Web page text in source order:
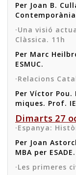
Per Joan B.
·Una visió
Clàssica. 11h
Per Marc
ESMUC.
·Relacions
Per Víctor Pou.
miques. Prof.
Dimarts 27
·Espanya:
Per Joan
MBA per ESADE.
·Les primeres